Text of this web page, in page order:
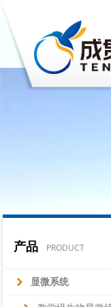
产品 PRODUCT
显微系统